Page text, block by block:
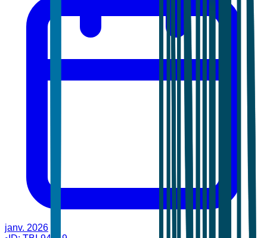
janv. 2026